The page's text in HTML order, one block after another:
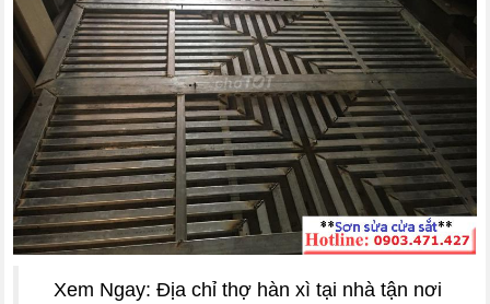
Xem Ngay: Địa chỉ thợ hàn xì tại nhà tận nơi